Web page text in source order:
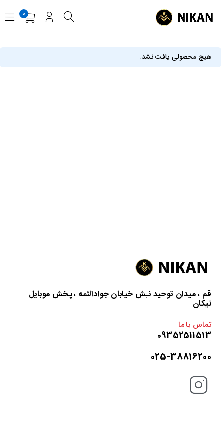
0
هیچ محصولی یافت نشد.
قم ، میدان توحید نبش خیابان جوادالئمه ، پخش موبایل
نیکان
تماس با ما
09352511513
025-38816200